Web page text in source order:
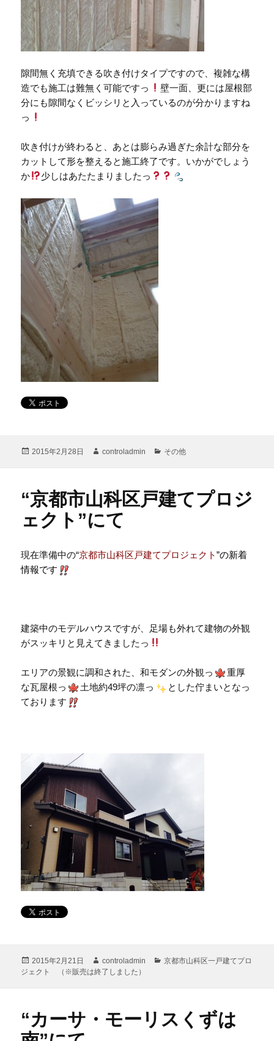
隙間無く充填できる吹き付けタイプですので、複雑な構
造でも施工は難無く可能ですっ
壁一面、更には屋根部
分にも隙間なくビッシリと入っているのが分かりますね
っ
吹き付けが終わると、あとは膨らみ過ぎた余計な部分を
カットして形を整えると施工終了です。いかがでしょう
か
少しはあたたまりましたっ
投
2015年2月28日
作
controladmin
カ
ー
その他
“京都市山科区戸建てプロジ
ェクト”にて
現在準備中の“京都市山科区戸建てプロジェクト”の新着
情報です
建築中のモデルハウスですが、足場も外れて建物の外観
がスッキリと見えてきましたっ
エリアの景観に調和された、和モダンの外観っ
重厚
な瓦屋根っ
土地約49坪の凛っ
とした佇まいとなっ
ております
投
稿
2015年2月21日
作
成
controladmin
カ
京都市山科区一戸建てプロ
ジェクト （※販売は終了しました）
“カーサ・モーリスくずは